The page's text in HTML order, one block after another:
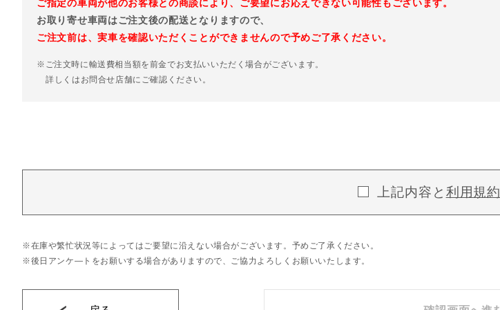
ご指定の車両が他のお客様との商談により、ご要望にお応えできない可能性もございます。
お取り寄せ車両はご注文後の配送となりますので、
ご注文前は、実車を確認いただくことができませんので予めご了承ください。
※ご注文時に輸送費相当額を前金でお支払いいただく場合がございます。
詳しくはお問合せ店舗にご確認ください。
上記内容と 利用規約
在庫や繁忙状況等によってはご要望に沿えない場合がございます。予めご了承ください。
後日アンケ―トをお願いする場合がありますので、ご協力よろしくお願いいたします。